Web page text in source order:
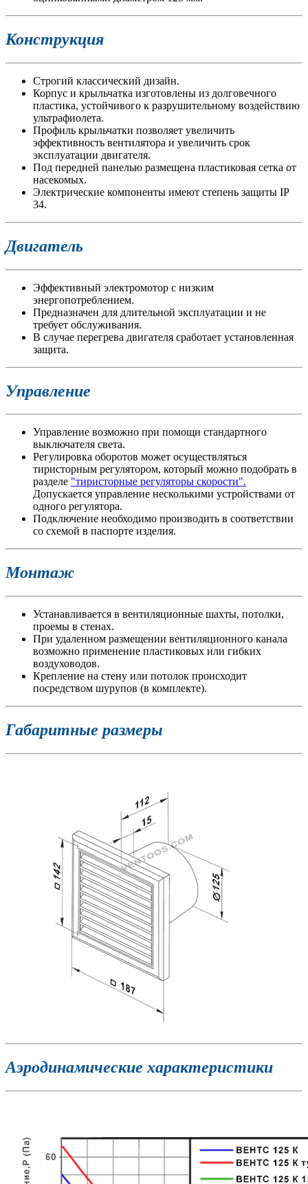
Конструкция
Строгий классический дизайн.
Корпус и крыльчатка изготовлены из долговечного
пластика, устойчивого к разрушительному воздействию
ультрафиолета.
Профиль крыльчатки позволяет увеличить
эффективность вентилятора и увеличить срок
эксплуатации двигателя.
Под передней панелью размещена пластиковая сетка от
насекомых.
Электрические компоненты имеют степень защиты ІР
34.
Двигатель
Эффективный электромотор с низким
энергопотреблением.
Предназначен для длительной эксплуатации и не
требует обслуживания.
В случае перегрева двигателя сработает установленная
защита.
Управление
Управление возможно при помощи стандартного
выключателя света.
Регулировка оборотов может осуществляться
тиристорным регулятором, который можно подобрать в
разделе "тиристорные регуляторы скорости".
Допускается управление несколькими устройствами от
одного регулятора.
Подключение необходимо производить в соответствии
со схемой в паспорте изделия.
Монтаж
Устанавливается в вентиляционные шахты, потолки,
проемы в стенах.
При удаленном размещении вентиляционного канала
возможно применение пластиковых или гибких
воздуховодов.
Крепление на стену или потолок происходит
посредством шурупов (в комплекте).
Габаритные размеры
Аэродинамические характеристики